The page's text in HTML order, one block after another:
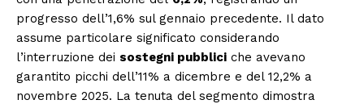
progresso dell’1,6% sul gennaio precedente. Il dato
assume particolare significato considerando
l’interruzione dei sostegni pubblici che avevano
garantito picchi dell’11% a dicembre e del 12,2% a
novembre 2025. La tenuta del segmento dimostra